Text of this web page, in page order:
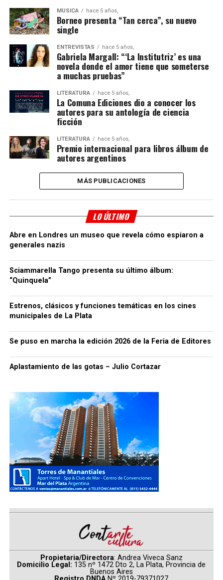
MÚSICA hace 5 años,
Borneo presenta “Tan cerca”, su nuevo
single
ENTREVISTAS hace 5 años,
Gabriela Margall: “‘La Institutriz’ es una
novela donde el amor tiene que someterse
a muchas pruebas”
LITERATURA hace 5 años,
La Comuna Ediciones dio a conocer los
autores para su antología de ciencia
ficción
LITERATURA hace 5 años,
Premio internacional para libros álbum de
autores argentinos
MÁS PUBLICACIONES
LO ÚLTIMO
Abre en Londres un museo que revela cómo espiaron a
generales nazis
Sciammarella Tango presenta su último álbum:
“Quinquela”
Estrenos, clásicos y funciones temáticas en los cines
municipales de La Plata
Se puso en marcha la edición 2026 de la Feria de Editores
Aplastamiento de las gotas – Julio Cortazar
Propietaria/Directora: Andrea Viveca Sanz
Domicilio Legal: 135 nº 1472 Dto 2, La Plata, Provincia de
Buenos Aires